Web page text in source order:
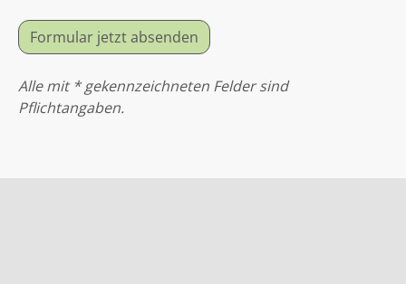
Formular jetzt absenden
Alle mit * gekennzeichneten Felder sind
Pflichtangaben.